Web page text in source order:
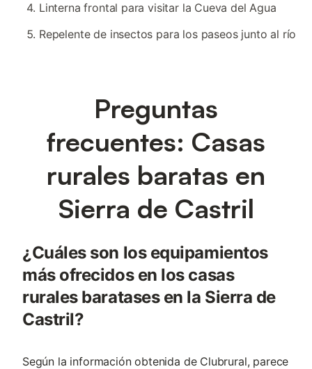
Linterna frontal para visitar la Cueva del Agua
Repelente de insectos para los paseos junto al río
Preguntas
frecuentes: Casas
rurales baratas en
Sierra de Castril
¿Cuáles son los equipamientos
más ofrecidos en los casas
rurales baratases en la Sierra de
Castril?
Según la información obtenida de Clubrural, parece